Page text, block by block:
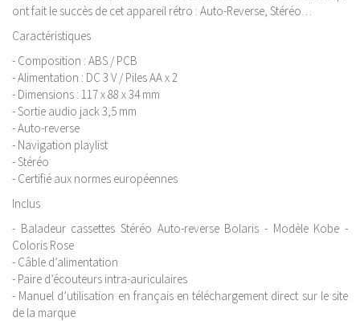
ont fait le succès de cet appareil rétro : Auto-Reverse, Stéréo…
Caractéristiques
- Composition : ABS / PCB
- Alimentation : DC 3 V / Piles AA x 2
- Dimensions : 117 x 88 x 34 mm
- Sortie audio jack 3,5 mm
- Auto-reverse
- Navigation playlist
- Stéréo
- Certifié aux normes européennes
Inclus
- Baladeur cassettes Stéréo Auto-reverse Bolaris - Modèle Kobe -
Coloris Rose
- Câble d’alimentation
- Paire d’écouteurs intra-auriculaires
- Manuel d’utilisation en français en téléchargement direct sur le site
de la marque